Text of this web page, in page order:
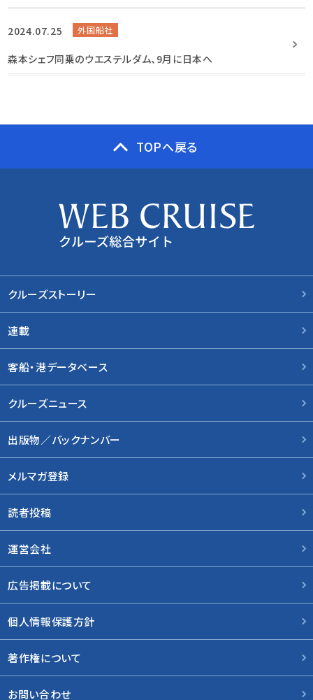
2024.07.25 外国船社
森本シェフ同乗のウエステルダム、9月に日本へ
TOPへ戻る
クルーズストーリー
連載
客船・港データベース
クルーズニュース
出版物／バックナンバー
メルマガ登録
読者投稿
運営会社
広告掲載について
個人情報保護方針
著作権について
お問い合わせ